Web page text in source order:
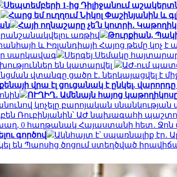
Սեպտեմբերի 1-ից Դիլիջանում
Հարց եմ ուղղում Նիկոլ
Հայի ողնաշարը չե՛ն կոտրի․
առթիվ
Թուրքիան,
և Իռլանդիայի Հայոց թեմը կոչ է
սարկավագ
Սերգեյ Սեմակը
են կատարվել
ԱԺ-ում
վտանգը ցածր է․ ներկայացվել է
վրա էլ ցուցանակ է ընկել.
ՈՒՂԻՂ․ Ամենայն հայոց
կոչելը բարոյական սնանկության
Ռուբինյանին՝ ԱԺ նախագահի
0 հաղթանակ Հայաստանի հետ․ Ջոն
գործով
Ակնհայտ է՝ սպառնալիք էր․
են Պարսից ծոցում ստեղծված